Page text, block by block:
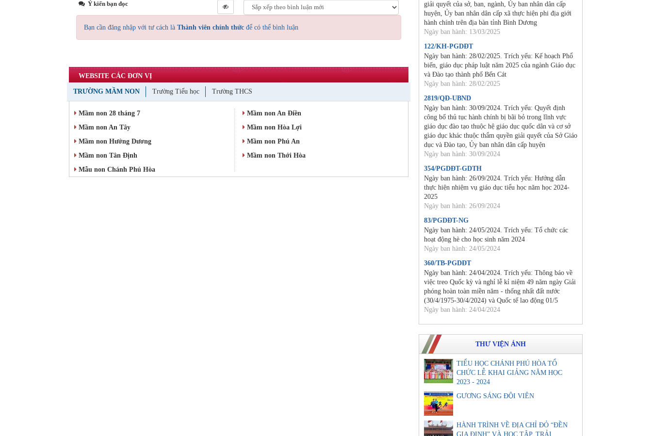
Ý kiến bạn đọc
Bạn cần đăng nhập với tư cách là Thành viên chính thức để có thể bình luận
WEBSITE CÁC ĐƠN VỊ
TRƯỜNG MẦM NON Trường Tiểu học Trường THCS
Mầm non 28 tháng 7
Mầm non An Điền
Mầm non An Tây
Mầm non Hòa Lợi
Mầm non Hướng Dương
Mầm non Phú An
Mầm non Tân Định
Mầm non Thới Hòa
Mẫu non Chánh Phú Hòa
giải quyết của sở, ban, ngành, Ủy ban nhân dân cấp
huyện, Ủy ban nhân dân cấp xã thực hiện phi địa giới
hành chính trên địa bàn tỉnh Bình Dương
Ngày ban hành: 13/03/2025
122/KH-PGDĐT
Ngày ban hành: 28/02/2025. Trích yếu: Kế hoạch Phổ
biến, giáo dục pháp luật năm 2025 của ngành Giáo dục
và Đào tạo thành phố Bến Cát
Ngày ban hành: 28/02/2025
2819/QĐ-UBND
Ngày ban hành: 30/09/2024. Trích yếu: Quyết định
công bố thủ tục hành chính bị bãi bỏ trong lĩnh vực
giáo dục đào tạo thuộc hệ giáo dục quốc dân và cơ sở
giáo dục khác thuộc thẩm quyền giải quyết của Sở Giáo
dục và Đào tạo, Ủy ban nhân dân cấp huyện
Ngày ban hành: 30/09/2024
354/PGDĐT-GDTH
Ngày ban hành: 26/09/2024. Trích yếu: Hướng dẫn
thực hiện nhiệm vụ giáo dục tiểu học năm học 2024-
2025
Ngày ban hành: 26/09/2024
83/PGDĐT-NG
Ngày ban hành: 24/05/2024. Trích yếu: Tổ chức các
hoạt động hè cho học sinh năm 2024
Ngày ban hành: 24/05/2024
360/TB-PGDĐT
Ngày ban hành: 24/04/2024. Trích yếu: Thông báo về
việc treo Quốc kỳ và nghỉ lễ kỉ niệm 49 năm ngày Giải
phóng hoàn toàn miền năm - thống nhất đất nước
(30/4/1975-30/4/2024) và Quốc tế lao động 01/5
Ngày ban hành: 24/04/2024
THƯ VIỆN ẢNH
TIỂU HỌC CHÁNH PHÚ HÒA TỔ
CHỨC LỄ KHAI GIẢNG NĂM HỌC
2023 - 2024
GƯƠNG SÁNG ĐỘI VIÊN
HÀNH TRÌNH VỀ ĐỊA CHỈ ĐỎ “ĐỀN
GIA ĐỊNH” VÀ HỌC TẬP, TRẢI